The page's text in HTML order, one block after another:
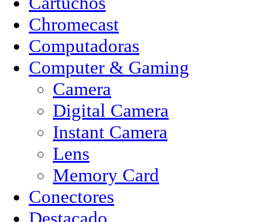
Chromecast
Computadoras
Computer & Gaming
Camera
Digital Camera
Instant Camera
Lens
Memory Card
Conectores